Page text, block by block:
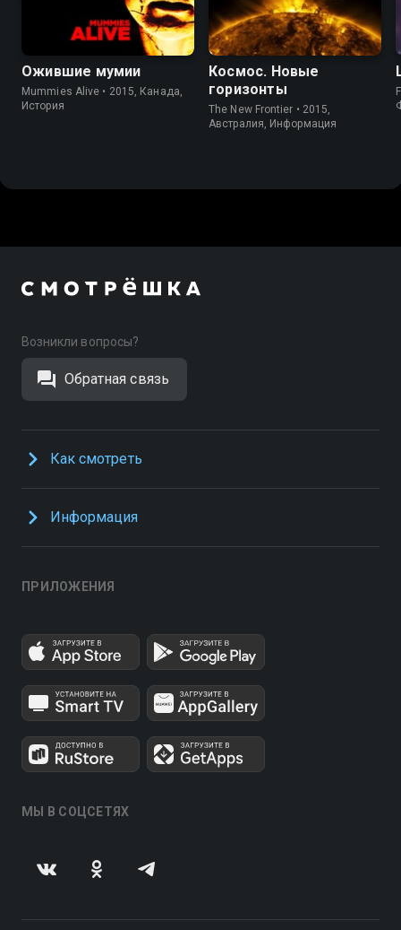
Ожившие мумии
Mummies Alive • 2015, Канада,
История
Космос. Новые
горизонты
The New Frontier • 2015,
Австралия, Информация
Возникли вопросы?
Обратная связь
Как смотреть
Информация
ПРИЛОЖЕНИЯ
МЫ В СОЦСЕТЯХ